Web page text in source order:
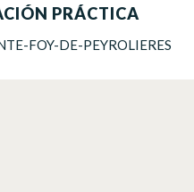
PRÁCTICA
FOY-DE-PEYROLIERES